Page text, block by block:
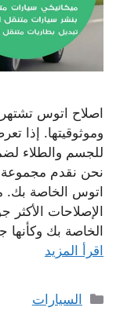
اصلاح اتوس
وموثوقيتها. إذا
للجسم والطلاء
نحن نقدم مجموعة
اتوس الخاصة بك.
الإصلاحات
الخاصة بك
اقرأ المزيد
التصنيفات
السيارات